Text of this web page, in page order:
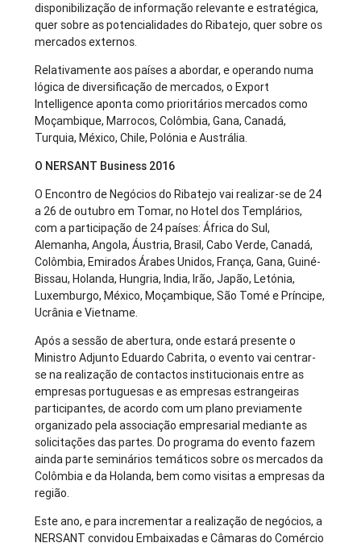
disponibilização de informação relevante e estratégica,
quer sobre as potencialidades do Ribatejo, quer sobre os
mercados externos.
Relativamente aos países a abordar, e operando numa
lógica de diversificação de mercados, o Export
Intelligence aponta como prioritários mercados como
Moçambique, Marrocos, Colômbia, Gana, Canadá,
Turquia, México, Chile, Polónia e Austrália.
O NERSANT Business 2016
O Encontro de Negócios do Ribatejo vai realizar-se de 24
a 26 de outubro em Tomar, no Hotel dos Templários,
com a participação de 24 países: África do Sul,
Alemanha, Angola, Áustria, Brasil, Cabo Verde, Canadá,
Colômbia, Emirados Árabes Unidos, França, Gana, Guiné-
Bissau, Holanda, Hungria, India, Irão, Japão, Letónia,
Luxemburgo, México, Moçambique, São Tomé e Príncipe,
Ucrânia e Vietname.
Após a sessão de abertura, onde estará presente o
Ministro Adjunto Eduardo Cabrita, o evento vai centrar-
se na realização de contactos institucionais entre as
empresas portuguesas e as empresas estrangeiras
participantes, de acordo com um plano previamente
organizado pela associação empresarial mediante as
solicitações das partes. Do programa do evento fazem
ainda parte seminários temáticos sobre os mercados da
Colômbia e da Holanda, bem como visitas a empresas da
região.
Este ano, e para incrementar a realização de negócios, a
NERSANT convidou Embaixadas e Câmaras do Comércio